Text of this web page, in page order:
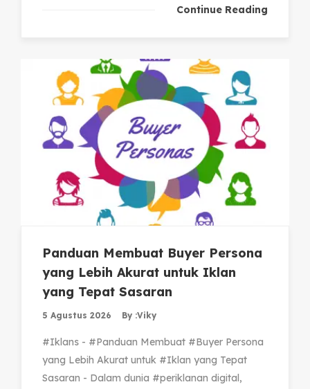
Continue Reading
Panduan Membuat Buyer Persona
yang Lebih Akurat untuk Iklan
yang Tepat Sasaran
5 Agustus 2026 By :Viky
#Iklans - #Panduan Membuat #Buyer Persona
yang Lebih Akurat untuk #Iklan yang Tepat
Sasaran - Dalam dunia #periklanan digital,